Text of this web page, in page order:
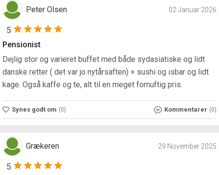
Peter Olsen 02 Januar 2026
5
Pensionist
Dejlig stor og varieret buffet med både sydasiatiske og lidt
danske retter ( det var jo nytårsaften) + sushi og isbar og lidt
kage. Også kaffe og te, alt til en meget fornuftig pris.
Synes godt om (0) Kommentarer (0)
Grækeren 29 November 2025
5